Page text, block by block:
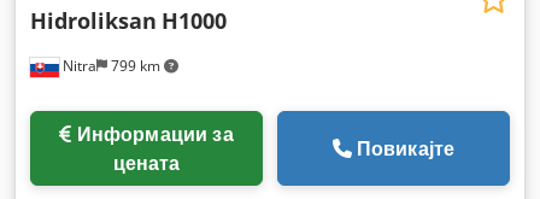
Nitra 799 km
Hidroliksan H1000
цената
Повикајте